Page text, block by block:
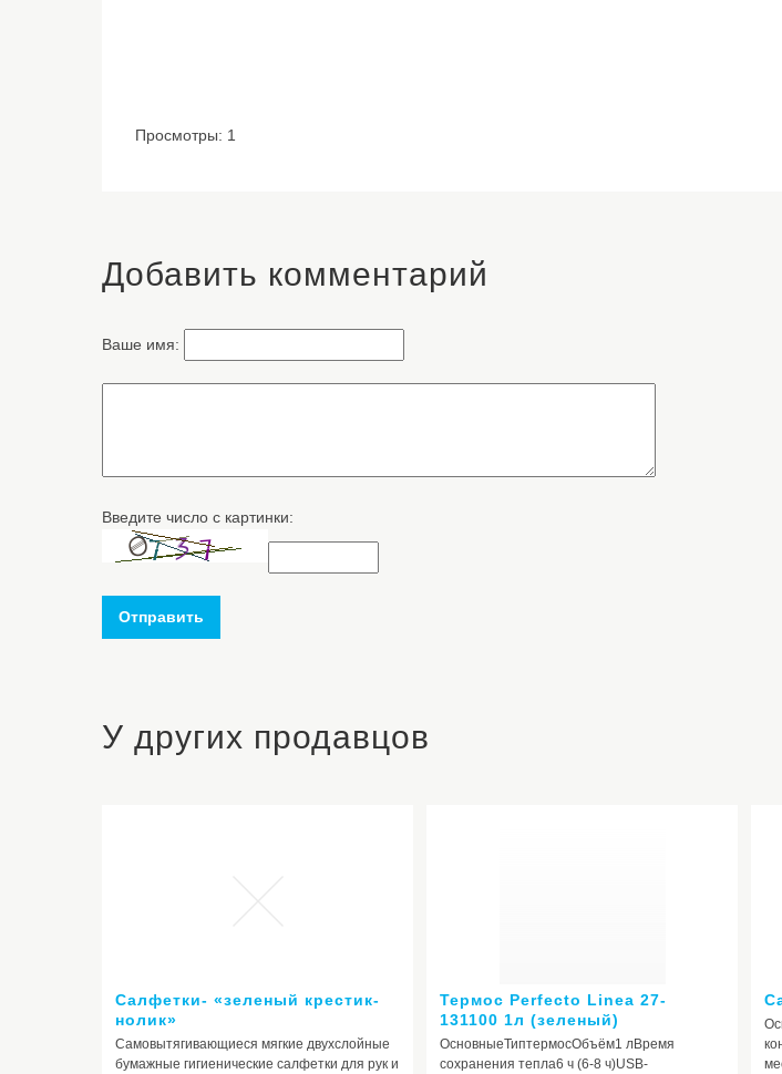
Просмотры: 1
Добавить комментарий
Ваше имя:
Введите число с картинки:
Отправить
У других продавцов
Салфетки- «зеленый крестик-
нолик»
Самовытягивающиеся мягкие двухслойные
бумажные гигиенические салфетки для рук и
Термос Perfecto Linea 27-
131100 1л (зеленый)
ОсновныеТиптермосОбъём1 лВремя
сохранения тепла6 ч (6-8 ч)USB-